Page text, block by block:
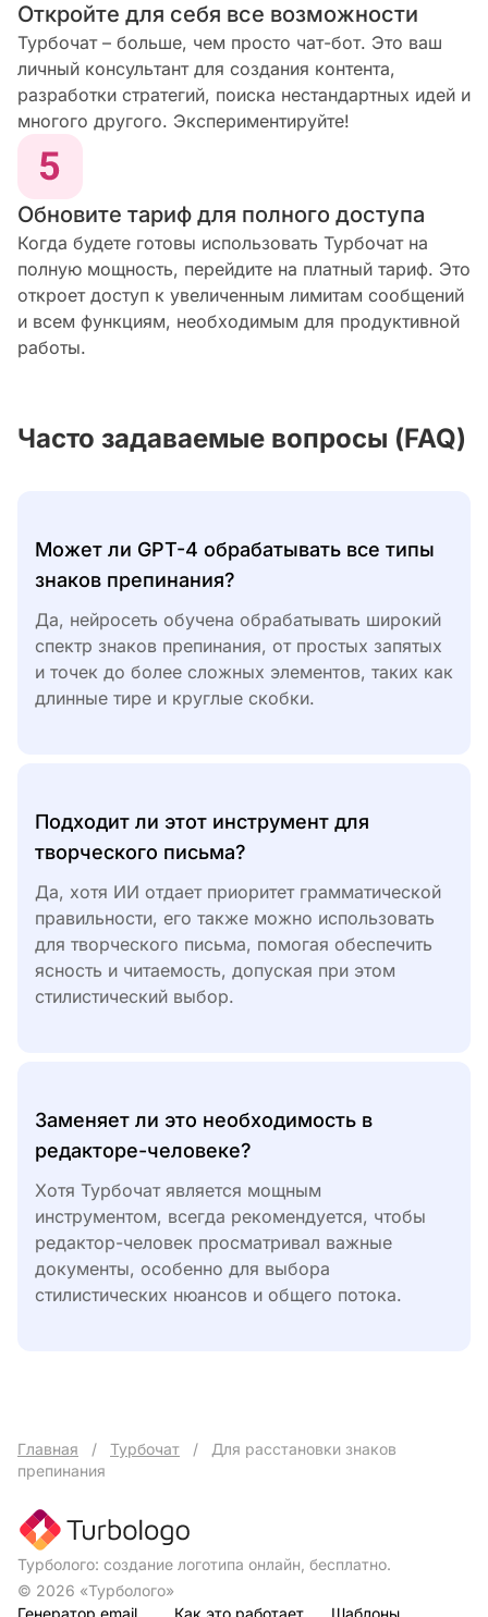
Откройте для себя все возможности
Турбочат – больше, чем просто чат-бот. Это ваш
личный консультант для создания контента,
разработки стратегий, поиска нестандартных идей и
многого другого. Экспериментируйте!
Обновите тариф для полного доступа
Когда будете готовы использовать Турбочат на
полную мощность, перейдите на платный тариф. Это
откроет доступ к увеличенным лимитам сообщений
и всем функциям, необходимым для продуктивной
работы.
Часто задаваемые вопросы (FAQ)
Может ли GPT-4 обрабатывать все типы
знаков препинания?
Да, нейросеть обучена обрабатывать широкий
спектр знаков препинания, от простых запятых
и точек до более сложных элементов, таких как
длинные тире и круглые скобки.
Подходит ли этот инструмент для
творческого письма?
Да, хотя ИИ отдает приоритет грамматической
правильности, его также можно использовать
для творческого письма, помогая обеспечить
ясность и читаемость, допуская при этом
стилистический выбор.
Заменяет ли это необходимость в
редакторе-человеке?
Хотя Турбочат является мощным
инструментом, всегда рекомендуется, чтобы
редактор-человек просматривал важные
документы, особенно для выбора
стилистических нюансов и общего потока.
Главная / Турбочат / Для расстановки знаков
препинания
Турболого: создание логотипа онлайн, бесплатно.
© 2026 «Турболого»
Генератор email
Как это работает Шаблоны